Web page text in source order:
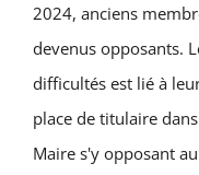
2024, anciens
devenus opposants.
difficultés est lié à
place de titulaire
Maire s'y opposant